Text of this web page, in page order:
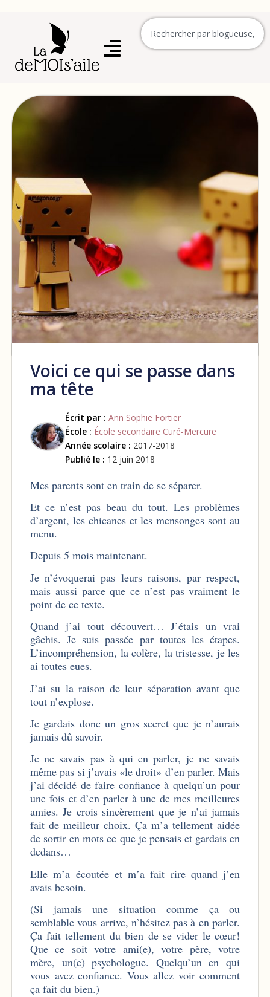
Voici ce qui se passe dans
ma tête
Écrit par : Ann Sophie Fortier
École : École secondaire Curé-Mercure
Année scolaire : 2017-2018
Publié le : 12 juin 2018
Mes parents sont en train de se séparer.
Et ce n’est pas beau du tout. Les problèmes
d’argent, les chicanes et les mensonges sont au
menu.
Depuis 5 mois maintenant.
Je n’évoquerai pas leurs raisons, par respect,
mais aussi parce que ce n’est pas vraiment le
point de ce texte.
Quand j’ai tout découvert… J’étais un vrai
gâchis. Je suis passée par toutes les étapes.
L’incompréhension, la colère, la tristesse, je les
ai toutes eues.
J’ai su la raison de leur séparation avant que
tout n’explose.
Je gardais donc un gros secret que je n’aurais
jamais dû savoir.
Je ne savais pas à qui en parler, je ne savais
même pas si j’avais «le droit» d’en parler. Mais
j’ai décidé de faire confiance à quelqu’un pour
une fois et d’en parler à une de mes meilleures
amies. Je crois sincèrement que je n’ai jamais
fait de meilleur choix. Ça m’a tellement aidée
de sortir en mots ce que je pensais et gardais en
dedans…
Elle m’a écoutée et m’a fait rire quand j’en
avais besoin.
(Si jamais une situation comme ça ou
semblable vous arrive, n’hésitez pas à en parler.
Ça fait tellement du bien de se vider le cœur!
Que ce soit votre ami(e), votre père, votre
mère, un(e) psychologue. Quelqu’un en qui
vous avez confiance. Vous allez voir comment
ça fait du bien.)